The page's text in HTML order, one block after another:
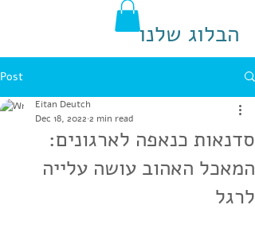
הבלוג שלנו
Post
סדנאות כנאפה לארגונים:
המאכל האהוב עושה עלייה
לרגל
Eitan Deutch
Dec 18, 2022 2 min read